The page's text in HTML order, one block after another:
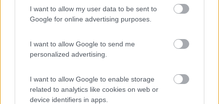
I want to allow my user data to be sent to
Google for online advertising purposes.
I want to allow Google to send me
personalized advertising.
I want to allow Google to enable storage
related to analytics like cookies on web or
device identifiers in apps.
Via Generale Maretti 6